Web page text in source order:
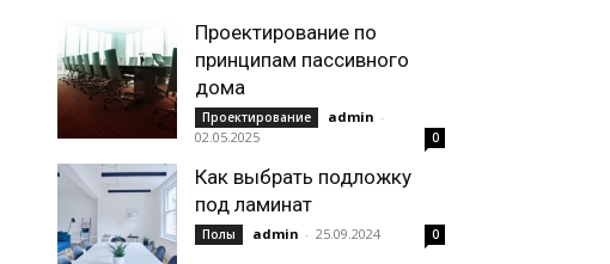
Проектирование по
принципам пассивного
дома
Проектирование admin -
02.05.2025
0
Как выбрать подложку
под ламинат
Полы admin - 25.09.2024 0